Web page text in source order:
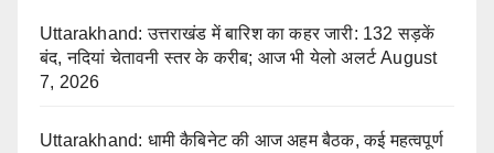
Uttarakhand: उत्तराखंड में बारिश का कहर जारी: 132 सड़कें
बंद, नदियां चेतावनी स्तर के करीब; आज भी येलो अलर्ट August
7, 2026
Uttarakhand: धामी कैबिनेट की आज अहम बैठक, कई महत्वपूर्ण